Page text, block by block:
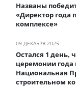
Названы
«Директор года
комплексе»
09 ДЕКАБРЯ 2025
Остался 1 день,
церемонии года
Национальная
строительном